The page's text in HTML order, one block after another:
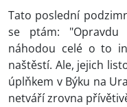
Tato poslední
se ptám:
náhodou celé o to
naštěstí. Ale, jejich
úplňkem v Býku na
netváří zrovna